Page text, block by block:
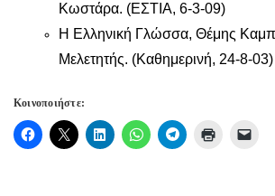
Κωστάρα. (ΕΣΤΙΑ, 6-3-09)
Η Ελληνική Γλώσσα, Θέμης
Μελετητής. (Καθημερινή, 24-8-03)
Κοινοποιήστε: